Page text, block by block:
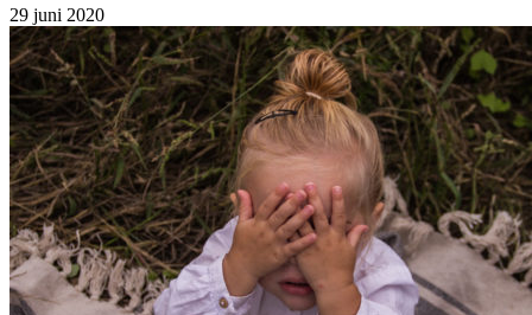
29 juni 2020